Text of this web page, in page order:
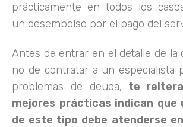
prácticamente en todos los
un desembolso por el pago del
Antes de entrar en el detalle de la
no de contratar a un especialista
problemas de deuda, te
mejores prácticas indican que
de este tipo debe atenderse